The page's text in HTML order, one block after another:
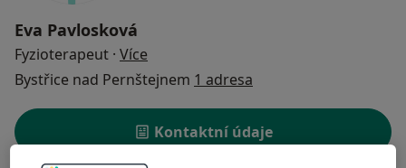
Eva Pavlosková
Fyzioterapeut · Více
Bystřice nad Pernštejnem 1 adresa
Kontaktní údaje